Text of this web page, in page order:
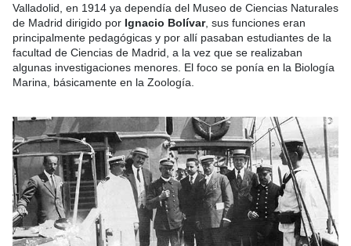
Valladolid, en 1914 ya dependía del Museo de Ciencias Naturales
de Madrid dirigido por Ignacio Bolívar, sus funciones eran
principalmente pedagógicas y por allí pasaban estudiantes de la
facultad de Ciencias de Madrid, a la vez que se realizaban
algunas investigaciones menores. El foco se ponía en la Biología
Marina, básicamente en la Zoología.